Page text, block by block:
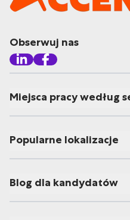
Obserwuj nas
Miejsca pracy według
Popularne lokalizacje
Blog dla kandydatów